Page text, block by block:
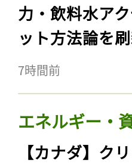
力・飲料水ア
ット方法論を
7時間前
エネルギー・
【カナダ】ク